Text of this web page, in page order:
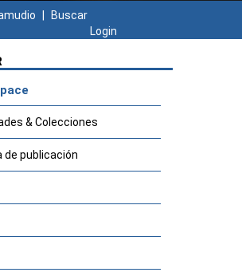
Buscar
Login
& Colecciones
de publicación